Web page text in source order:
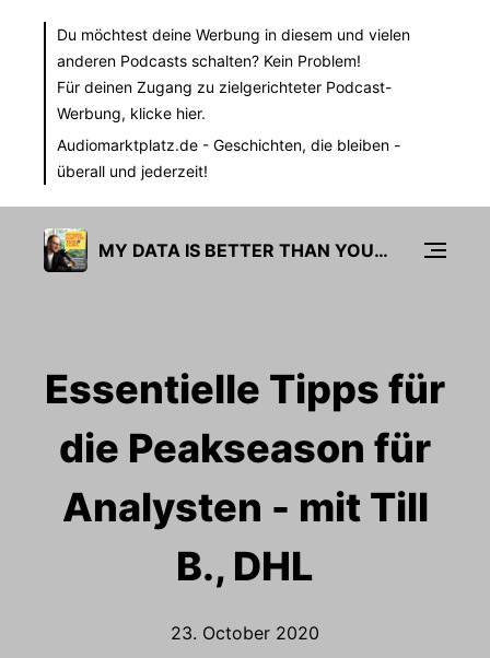
Du möchtest deine Werbung in diesem und vielen
anderen Podcasts schalten? Kein Problem!
Für deinen Zugang zu zielgerichteter Podcast-
Werbung, klicke hier.
Audiomarktplatz.de - Geschichten, die bleiben -
überall und jederzeit!
MY DATA IS BETTER THAN YOURS
Essentielle Tipps für
die Peakseason für
Analysten - mit Till
B., DHL
23. October 2020